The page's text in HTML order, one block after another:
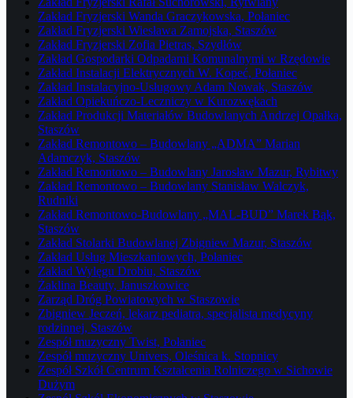
Zakład Fryzjerski Wanda Graczykowska, Połaniec
Zakład Fryzjerski Wiesława Zamojska, Staszów
Zakład Fryzjerski Zofia Pietras, Szydłów
Zakład Gospodarki Odpadami Komunalnymi w Rzędowie
Zakład Instalacji Elektrycznych W. Kopeć, Połaniec
Zakład Instalacyjno-Usługowy Adam Nowak, Staszów
Zakład Opiekuńczo-Leczniczy w Kurozwękach
Zakład Produkcji Materiałów Budowlanych Andrzej Opałka,
Staszów
Zakład Remontowo – Budowlany „ADMA” Marian
Adamczyk, Staszów
Zakład Remontowo – Budowlany Jarosław Mazur, Rybitwy
Zakład Remontowo – Budowlany Stanisław Walczyk,
Rudniki
Zakład Remontowo-Budowlany „MAL-BUD” Marek Bąk,
Staszów
Zakład Stolarki Budowlanej Zbigniew Mazur, Staszów
Zakład Usług Mieszkaniowych, Połaniec
Zakład Wylęgu Drobiu, Staszów
Żaklina Beauty, Januszkowice
Zarząd Dróg Powiatowych w Staszowie
Zbigniew Jeczeń, lekarz pediatra, specjalista medycyny
rodzinnej, Staszów
Zespół muzyczny Twist, Połaniec
Zespół muzyczny Univers, Oleśnica k. Stopnicy
Zespół Szkół Centrum Kształcenia Rolniczego w Sichowie
Dużym